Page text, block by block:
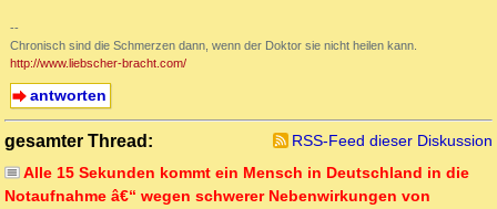
--
Chronisch sind die Schmerzen dann, wenn der Doktor sie nicht heilen kann.
http://www.liebscher-bracht.com/
antworten
gesamter Thread:
RSS-Feed dieser Diskussion
Alle 15 Sekunden kommt ein Mensch in Deutschland in die
Notaufnahme â€“ wegen schwerer Nebenwirkungen von